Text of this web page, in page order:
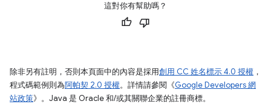
這對你有幫助嗎？
除非另有註明，否則本頁面中的內容是採用創用 CC 姓名標示 4.0 授權 ，
程式碼範例則為阿帕契 2.0 授權。詳情請參閱《Google Developers 網
站政策》。Java 是 Oracle 和/或其關聯企業的註冊商標。